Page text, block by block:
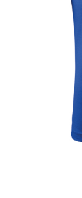
JACHETE DE LUCRU
PANTALONI DE
JACHETE VATUITE
INDUSTRIA
IMBRACAMINTE
FESURI, SEPCI,